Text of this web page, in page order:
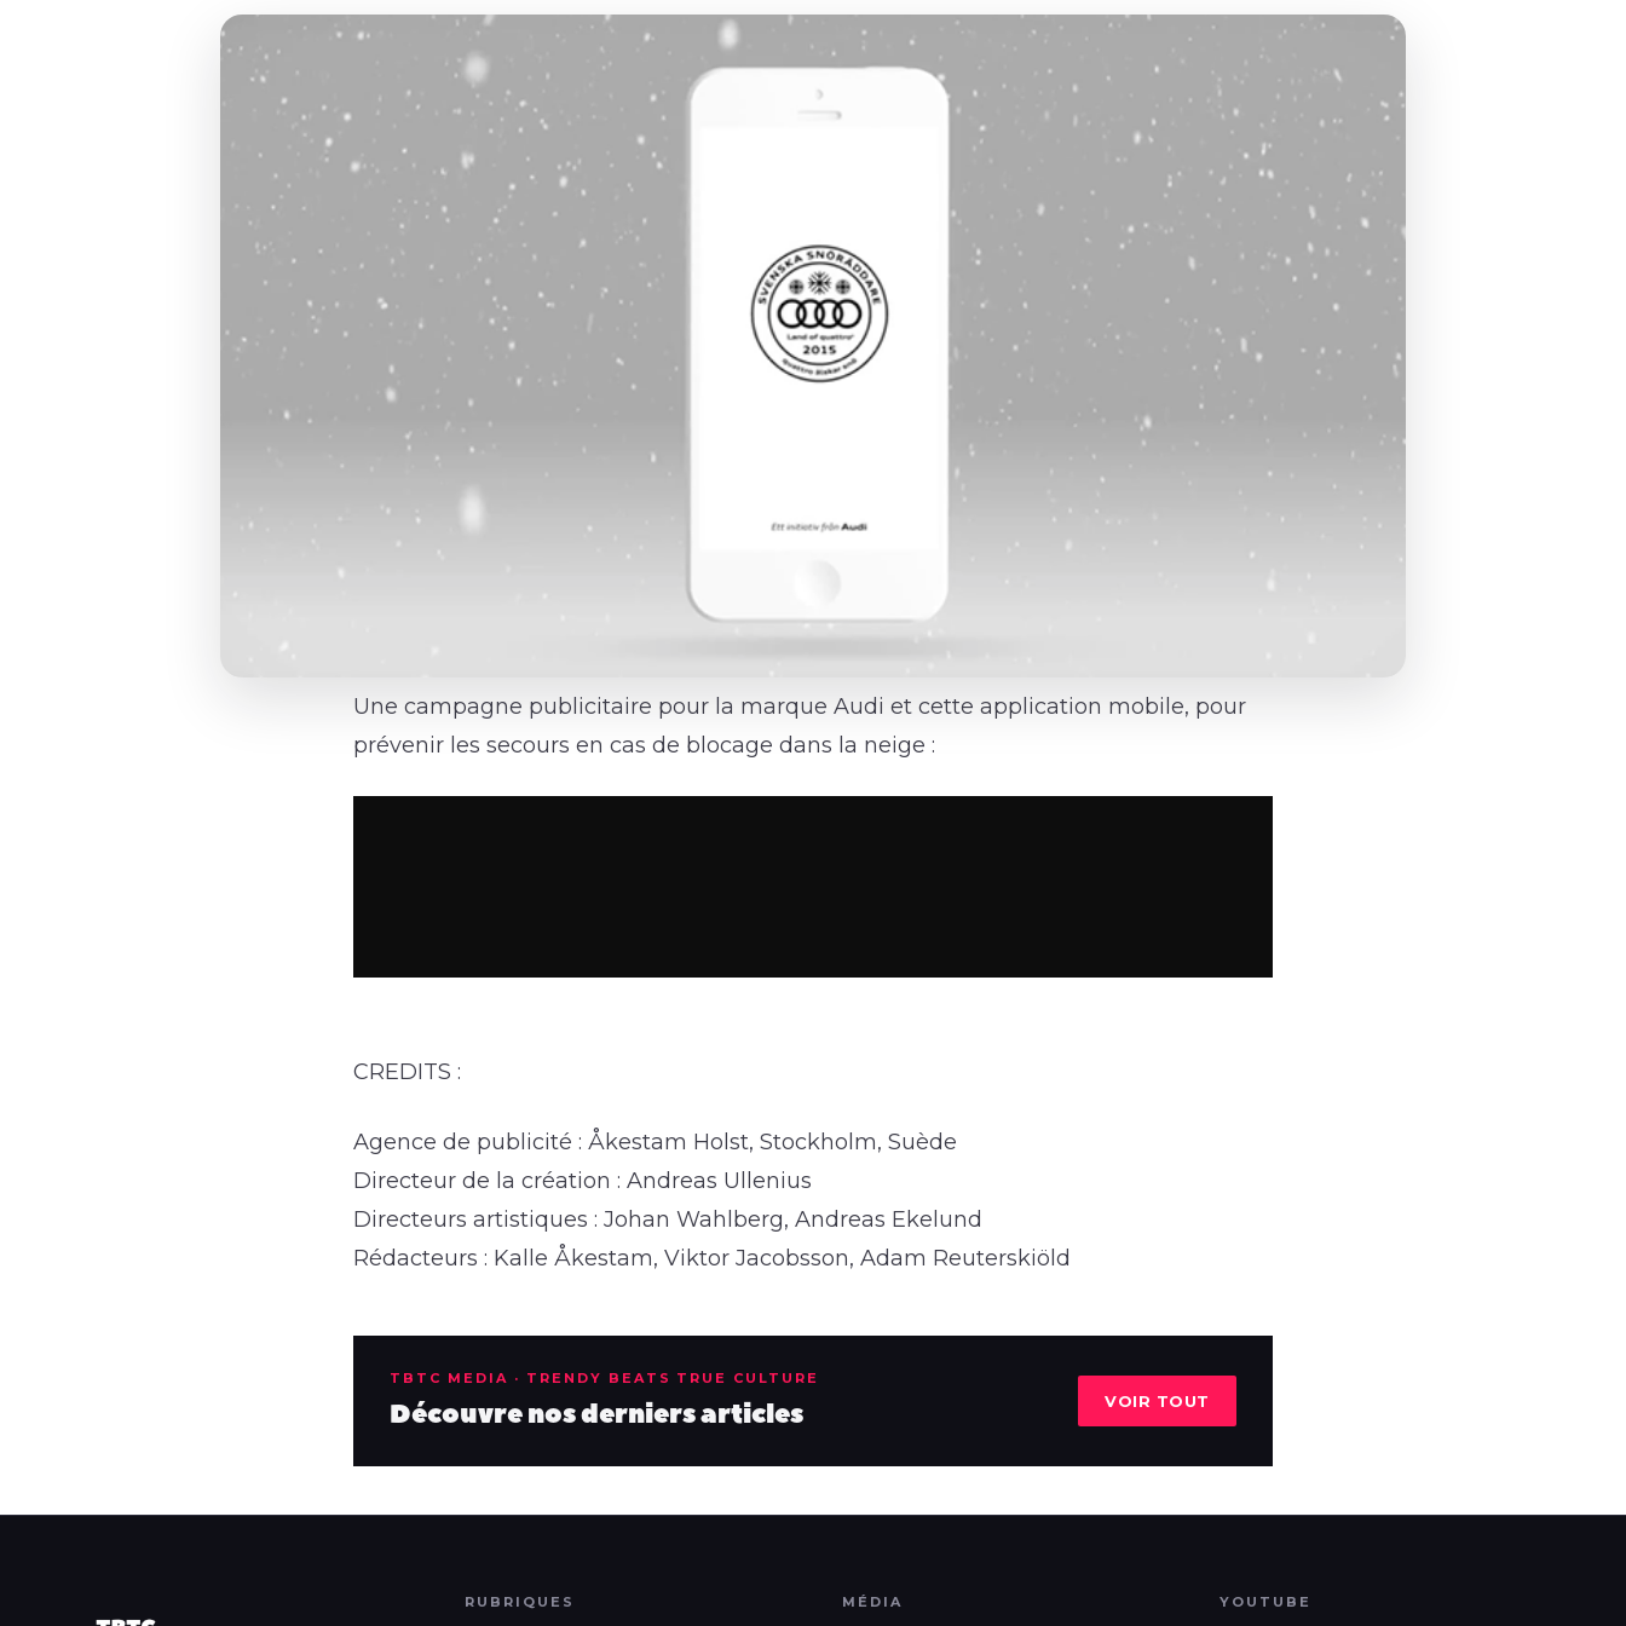
Une campagne publicitaire pour la marque Audi et cette application mobile, pour
prévenir les secours en cas de blocage dans la neige :
CREDITS :
Agence de publicité : Åkestam Holst, Stockholm, Suède
Directeur de la création : Andreas Ullenius
Directeurs artistiques : Johan Wahlberg, Andreas Ekelund
Rédacteurs : Kalle Åkestam, Viktor Jacobsson, Adam Reuterskiöld
TBTC MEDIA · TRENDY BEATS TRUE CULTURE
Découvre nos derniers articles VOIR TOUT
RUBRIQUES MÉDIA YOUTUBE